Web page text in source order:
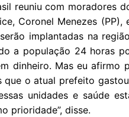
reuniu com moradores
Coronel Menezes (PP),
implantadas na
a população 24 horas
dinheiro. Mas eu afirmo
que o atual prefeito
unidades e saúde
prioridade”, disse.